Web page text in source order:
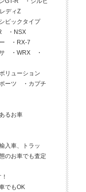
ディZ
ックタイプ
・NSX
・RX-7
・WRX ・
リューション
ーツ ・カプチ
るお車
入車、トラッ
のお車でも査定
でもOK